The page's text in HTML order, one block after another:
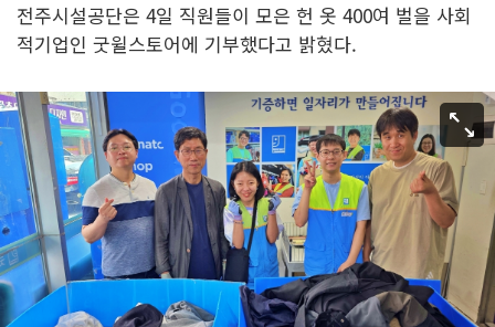
전주시설공단은 4일 직원들이 모은 헌 옷 400여 벌을 사회
적기업인 굿윌스토어에 기부했다고 밝혔다.